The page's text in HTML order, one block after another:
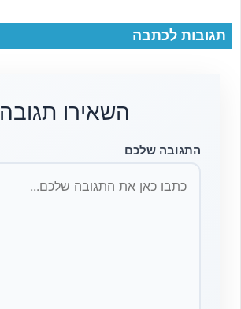
תגובות לכתבה
השאירו תגובה
התגובה שלכם